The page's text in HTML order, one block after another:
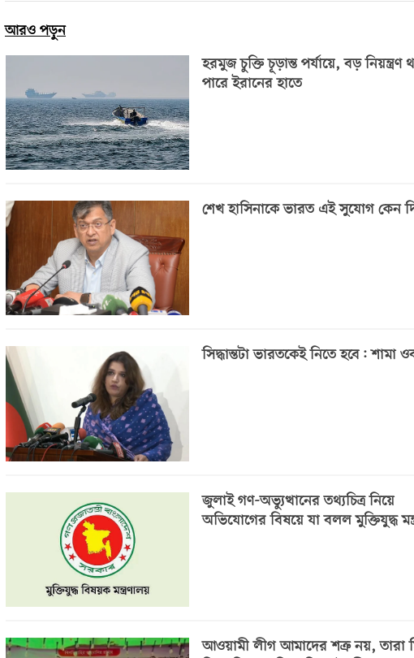
আরও পড়ুন
হরমুজ চুক্তি চূড়ান্ত পর্যায়ে, বড় নিয়ন্ত্রণ
পারে ইরানের হাতে
শেখ হাসিনাকে ভারত এই সুযোগ কেন
সিদ্ধান্তটা ভারতকেই নিতে হবে: শামা
জুলাই গণ-অভ্যুত্থানের তথ্যচিত্র নিয়ে
অভিযোগের বিষয়ে যা বলল মুক্তিযুদ্ধ
আওয়ামী লীগ আমাদের শত্রু নয়, তারা